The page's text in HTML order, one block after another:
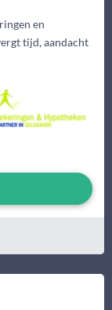
en
tijd, aandacht